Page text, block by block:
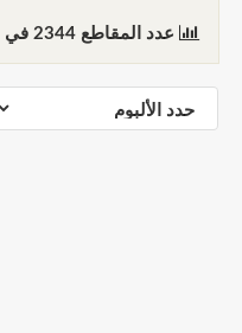
عدد المقاطع2344 في